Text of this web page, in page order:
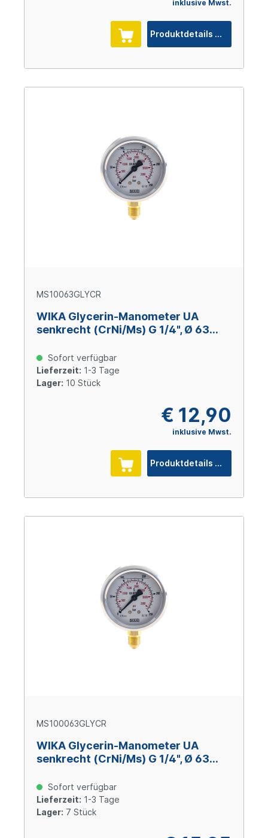
inklusive Mwst.
Produktdetails
MS10063GLYCR
WIKA Glycerin-Manometer UA
senkrecht (CrNi/Ms) G 1/4", Ø 63
Sofort verfügbar
Lieferzeit: 1-3 Tage
Lager: 10 Stück
€ 12,90
inklusive Mwst.
Produktdetails
MS100063GLYCR
WIKA Glycerin-Manometer UA
senkrecht (CrNi/Ms) G 1/4", Ø 63
Sofort verfügbar
Lieferzeit: 1-3 Tage
Lager: 7 Stück